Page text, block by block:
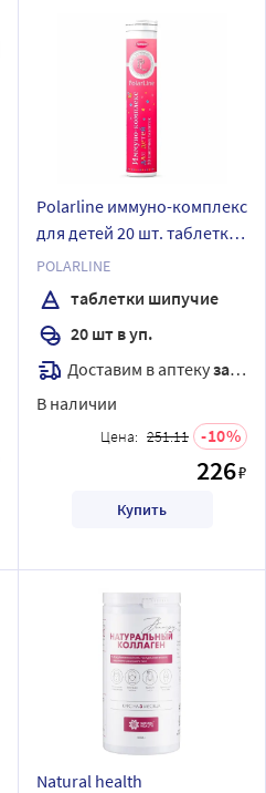
Polarline иммуно-комплекс
для детей 20 шт. таблетки
шипучие массой 4 гр г со
вкусом малины
POLARLINE
таблетки шипучие
20 шт в уп.
Доставим в аптекузавтра
В наличии
Цена: 251.11 10
226₽
Купить
Natural health